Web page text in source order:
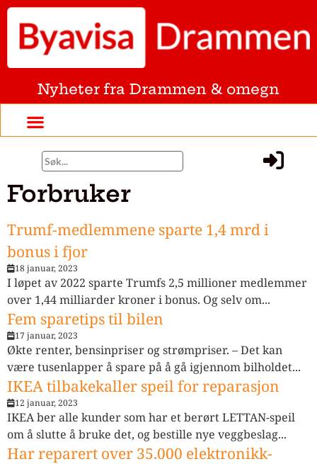
Nyheter fra Drammen & omegn
Forbruker
Trumf-medlemmene sparte 1,4 mrd i
bonus i fjor
18 januar, 2023
I løpet av 2022 sparte Trumfs 2,5 millioner medlemmer
over 1,44 milliarder kroner i bonus. Og selv om...
Fem sparetips til bilen
17 januar, 2023
Økte renter, bensinpriser og strømpriser. – Det kan
være tusenlapper å spare på å gå igjennom bilholdet...
IKEA tilbakekaller speil for reparasjon
12 januar, 2023
IKEA ber alle kunder som har et berørt LETTAN-speil
om å slutte å bruke det, og bestille nye veggbeslag...
Har reparert over 35.000 elektronikk-